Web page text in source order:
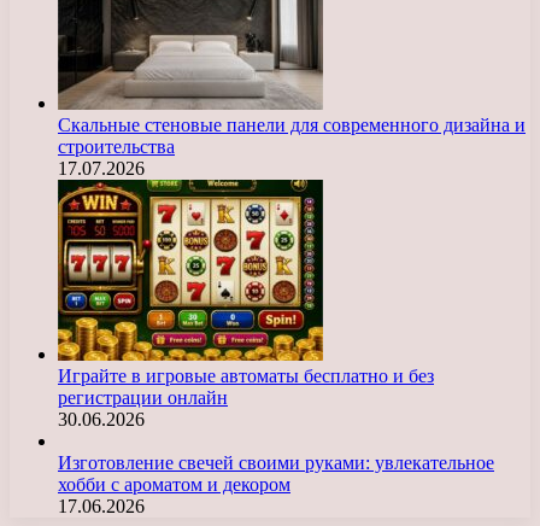
Скальные стеновые панели для современного дизайна и
строительства
17.07.2026
Играйте в игровые автоматы бесплатно и без
регистрации онлайн
30.06.2026
Изготовление свечей своими руками: увлекательное
хобби с ароматом и декором
17.06.2026